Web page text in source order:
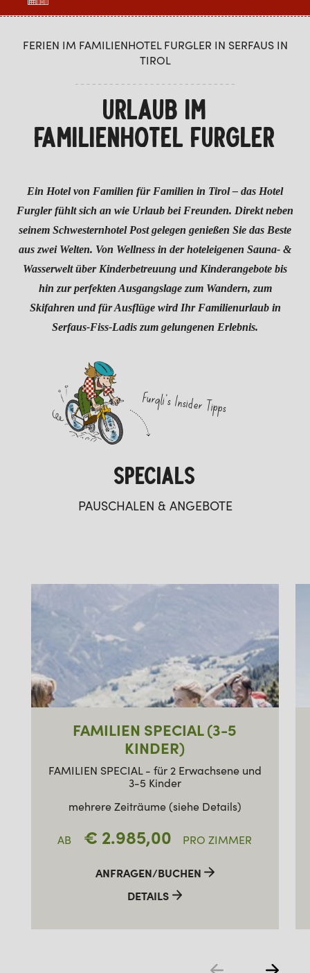
FERIEN IM FAMILIENHOTEL FURGLER IN SERFAUS IN
TIROL
URLAUB IM
FAMILIENHOTEL FURGLER
Ein Hotel von Familien für Familien in Tirol – das Hotel
Furgler fühlt sich an wie Urlaub bei Freunden. Direkt neben
seinem Schwesternhotel Post gelegen genießen Sie das Beste
aus zwei Welten. Von Wellness in der hoteleigenen Sauna- &
Wasserwelt über Kinderbetreuung und Kinderangebote bis
hin zur perfekten Ausgangslage zum Wandern, zum
Skifahren und für Ausflüge wird Ihr Familienurlaub in
Serfaus-Fiss-Ladis zum gelungenen Erlebnis.
Furgli's Insider Tipps
SPECIALS
PAUSCHALEN & ANGEBOTE
FAMILIEN SPECIAL (3-5
KINDER)
FAMILIEN SPECIAL - für 2 Erwachsene und
3-5 Kinder
mehrere Zeiträume (siehe Details)
AB € 2.985,00 PRO ZIMMER
DETAILS
ANFRAGEN/BUCHEN